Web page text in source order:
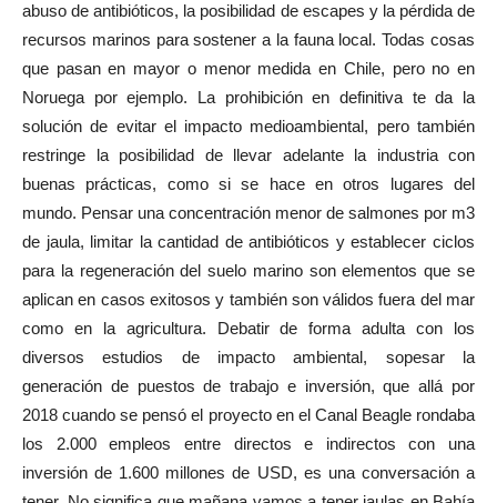
abuso de antibióticos, la posibilidad de escapes y la pérdida de
recursos marinos para sostener a la fauna local. Todas cosas
que pasan en mayor o menor medida en Chile, pero no en
Noruega por ejemplo. La prohibición en definitiva te da la
solución de evitar el impacto medioambiental, pero también
restringe la posibilidad de llevar adelante la industria con
buenas prácticas, como si se hace en otros lugares del
mundo. Pensar una concentración menor de salmones por m3
de jaula, limitar la cantidad de antibióticos y establecer ciclos
para la regeneración del suelo marino son elementos que se
aplican en casos exitosos y también son válidos fuera del mar
como en la agricultura. Debatir de forma adulta con los
diversos estudios de impacto ambiental, sopesar la
generación de puestos de trabajo e inversión, que allá por
2018 cuando se pensó el proyecto en el Canal Beagle rondaba
los 2.000 empleos entre directos e indirectos con una
inversión de 1.600 millones de USD, es una conversación a